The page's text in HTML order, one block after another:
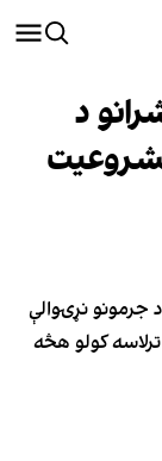
د
نړۍوالې
کولو هڅه